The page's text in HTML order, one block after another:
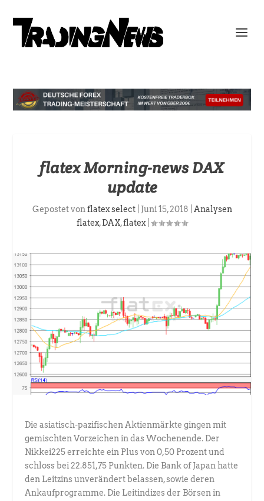
flatex Morning-news DAX
update
Gepostet vonflatex select| Juni 15, 2018
Analysen
flatex,DAX,flatex
Die asiatisch-pazifischen Aktienmärkte gingen mit
gemischten Vorzeichen in das Wochenende. Der
Nikkei225 erreichte ein Plus von 0,50 Prozent und
schloss bei 22.851,75 Punkten. Die Bank of Japan hatte
den Leitzins unverändert belassen, sowie deren
Ankaufprogramme. Die Leitindizes der Börsen in